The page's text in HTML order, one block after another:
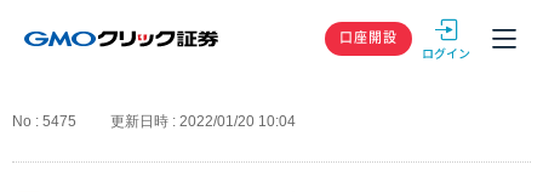
GMOクリック
口座開設
No : 5475 更新日時 : 2022/01/20 10:04